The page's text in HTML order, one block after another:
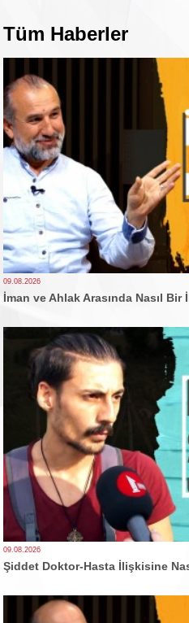
Tüm Haberler
09.08.2026
İman ve Ahlak Arasında Nasıl Bir
09.08.2026
Şiddet Doktor-Hasta İlişkisine